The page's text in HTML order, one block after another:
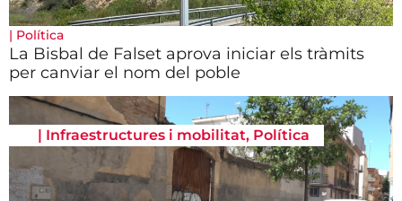
| Política
La Bisbal de Falset aprova iniciar els tràmits
per canviar el nom del poble
| Infraestructures i mobilitat, Política